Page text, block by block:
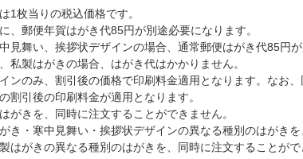
1枚当りの税込価格です。
、郵便年賀はがき代85円が別途必要になります。
見舞い、挨拶状デザインの場合、通常郵便はがき代85円が
私製はがきの場合、はがき代はかかりません。
ンのみ、割引後の価格で印刷料金適用となります。なお
割引後の印刷料金が適用となります。
がきを、同時に注文することができません。
き・寒中見舞い・挨拶状デザインの異なる種別のはがきを
はがきの異なる種別のはがきを、同時に注文することがで